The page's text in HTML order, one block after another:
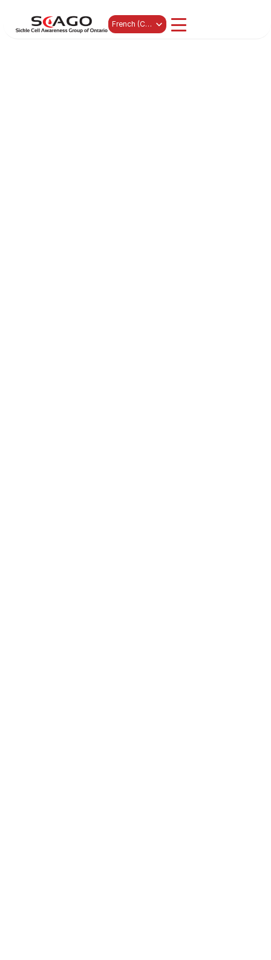
Select Language
French (Canada)